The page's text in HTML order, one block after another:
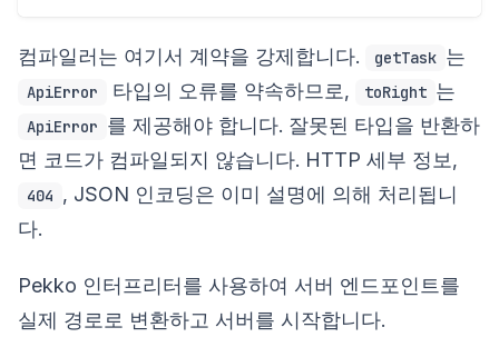
컴파일러는 여기서 계약을 강제합니다. getTask 는
ApiError 타입의 오류를 약속하므로, toRight 는
ApiError 를 제공해야 합니다. 잘못된 타입을 반환하
면 코드가 컴파일되지 않습니다. HTTP 세부 정보,
404 , JSON 인코딩은 이미 설명에 의해 처리됩니
다.
Pekko 인터프리터를 사용하여 서버 엔드포인트를
실제 경로로 변환하고 서버를 시작합니다.